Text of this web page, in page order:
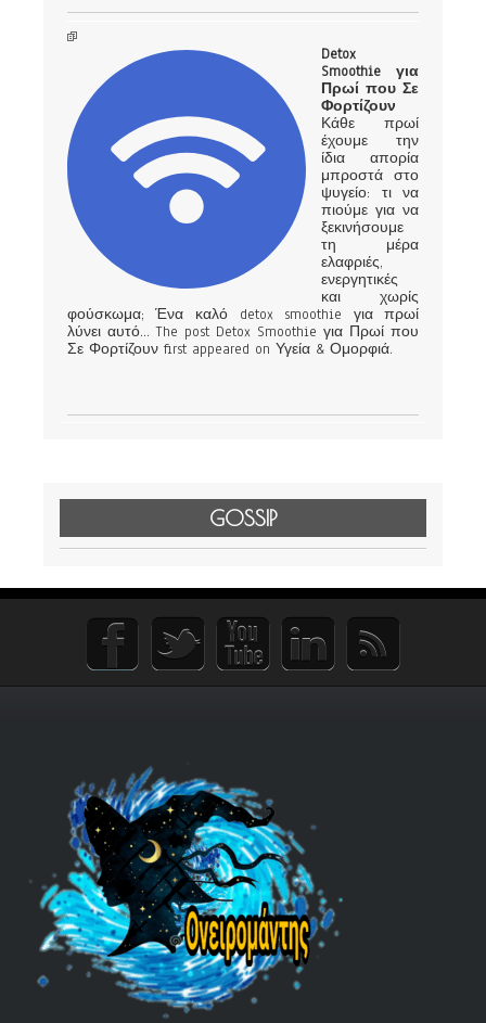
Detox
Smoothie για
Πρωί που Σε
Φορτίζουν
Κάθε πρωί
έχουμε την
ίδια απορία
μπροστά στο
ψυγείο: τι να
πιούμε για να
ξεκινήσουμε
τη μέρα
ελαφριές,
ενεργητικές
και χωρίς
φούσκωμα; Ένα καλό detox smoothie για πρωί
λύνει αυτό… The post Detox Smoothie για Πρωί που
Σε Φορτίζουν first appeared on Υγεία & Ομορφιά.
GOSSIP